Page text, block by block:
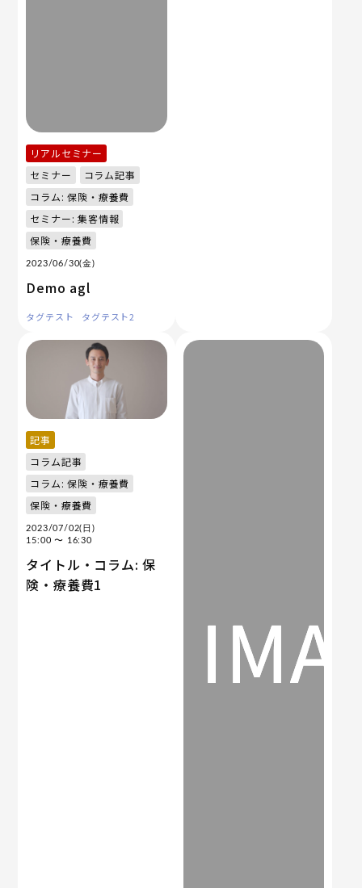
リアルセミナー
セミナー
コラム記事
コラム: 保険・療養費
セミナー: 集客情報
保険・療養費
2023/06/30(金)
Demo agl
タグテスト タグテスト2
記事
コラム記事
コラム: 保険・療養費
保険・療養費
2023/07/02(日)
15:00〜 16:30
タイトル・コラム: 保
険・療養費1